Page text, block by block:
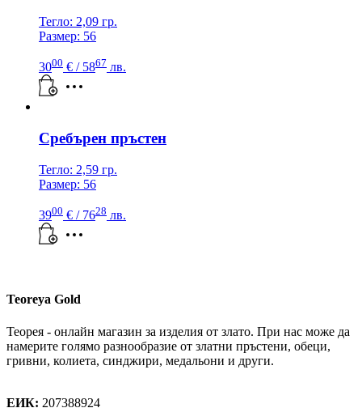
Тегло: 2,09 гр.
Размер: 56
3000 € / 5867 лв.
Сребърен пръстен
Тегло: 2,59 гр.
Размер: 56
3900 € / 7628 лв.
Teoreya Gold
Теорея - онлайн магазин за изделия от злато. При нас може да
намерите голямо разнообразие от златни пръстени, обеци,
гривни, колиета, синджири, медальони и други.
ЕИК: 207388924